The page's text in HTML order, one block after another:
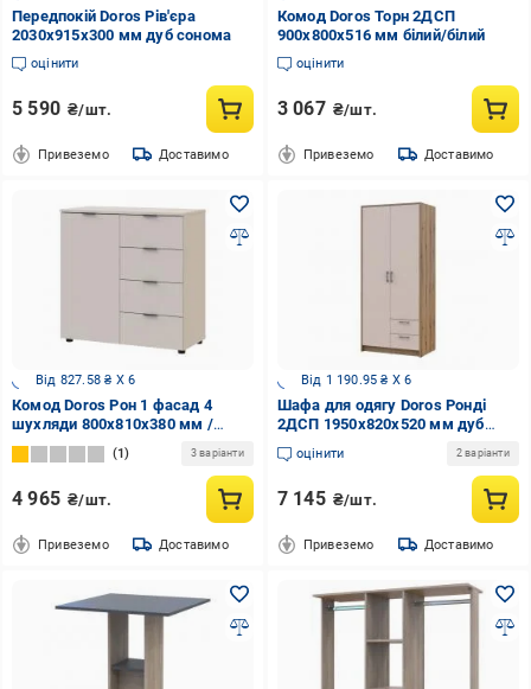
Передпокій Doros Рів'єра
2030х915х300 мм дуб сонома
оцінити
5 590 ₴/шт.
Привеземо Доставимо
Комод Doros Торн 2ДСП
900x800x516 мм білий/білий
оцінити
3 067 ₴/шт.
Привеземо Доставимо
Від 827.58 ₴ X 6
Комод Doros Рон 1 фасад 4
шухляди 800x810x380 мм /
кашемір
1 3 варіанти
4 965 ₴/шт.
Привеземо Доставимо
Від 1 190.95 ₴ X 6
Шафа для одягу Doros Ронді
2ДСП 1950х820х520 мм дуб
артізан кашемір
оцінити 2 варіанти
7 145 ₴/шт.
Привеземо Доставимо